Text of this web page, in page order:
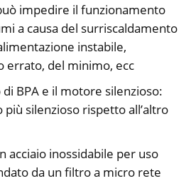
impedire il funzionamento
a causa del surriscaldamento
instabile,
errato, del minimo, ecc
BPA e il motore silenzioso:
silenzioso rispetto all’altro
acciaio inossidabile per uso
da un filtro a micro rete